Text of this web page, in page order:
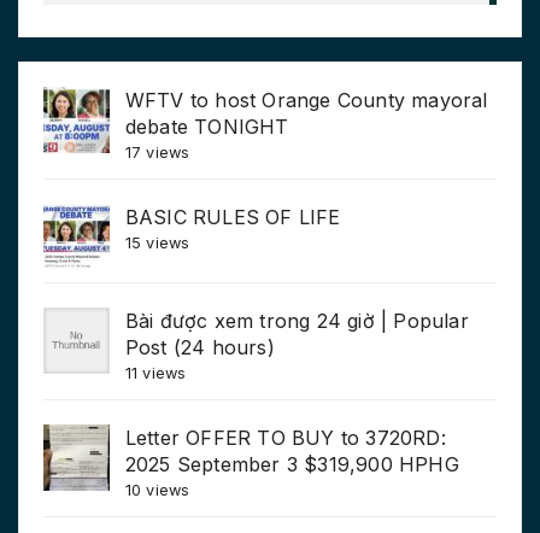
WFTV to host Orange County mayoral
debate TONIGHT
17 views
BASIC RULES OF LIFE
15 views
Bài được xem trong 24 giờ | Popular
Post (24 hours)
11 views
Letter OFFER TO BUY to 3720RD:
2025 September 3 $319,900 HPHG
10 views